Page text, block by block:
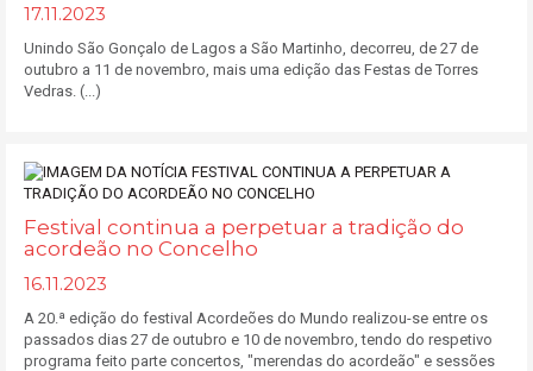
17.11.2023
Unindo São Gonçalo de Lagos a São Martinho, decorreu, de 27 de
outubro a 11 de novembro, mais uma edição das Festas de Torres
Vedras. (...)
Festival continua a perpetuar a tradição do
acordeão no Concelho
16.11.2023
A 20.ª edição do festival Acordeões do Mundo realizou-se entre os
passados dias 27 de outubro e 10 de novembro, tendo do respetivo
programa feito parte concertos, "merendas do acordeão" e sessões